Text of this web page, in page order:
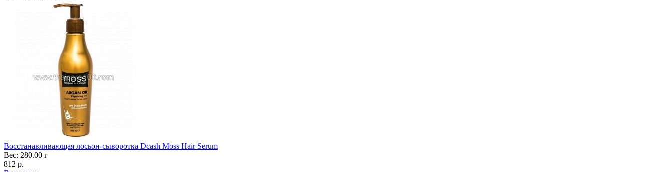
Восстанавливающая лосьон-сыворотка Dcash Moss Hair Serum
Вес: 280.00 г
812 р.